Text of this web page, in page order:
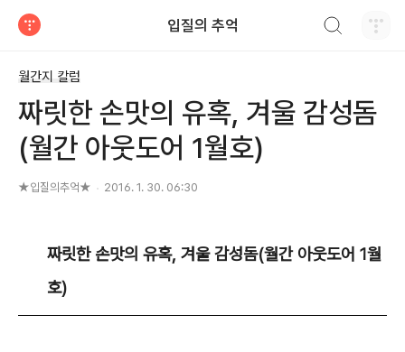
입질의 추억
월간지 칼럼
짜릿한 손맛의 유혹, 겨울 감성돔
(월간 아웃도어 1월호)
★입질의추억★ 2016. 1. 30. 06:30
짜릿한 손맛의 유혹, 겨울 감성돔(월간 아웃도어 1월
호)